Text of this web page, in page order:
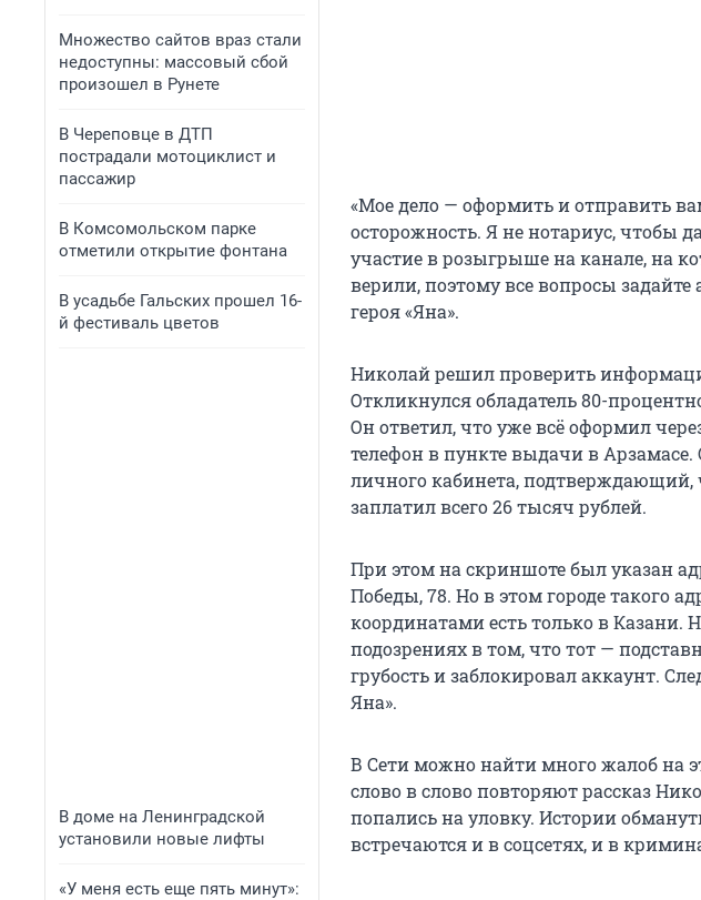
Множество сайтов враз стали
недоступны: массовый сбой
произошел в Рунете
В Череповце в ДТП
пострадали мотоциклист и
пассажир
В Комсомольском парке
отметили открытие фонтана
В усадьбе Гальских прошел 16-
й фестиваль цветов
В доме на Ленинградской
установили новые лифты
«У меня есть еще пять минут»:
«Мое дело — оформить и отправить
осторожность. Я не нотариус, чтобы
участие в розыгрыше на канале, на
верили, поэтому все вопросы
героя «Яна».
Николай решил проверить
Откликнулся обладатель 80-
Он ответил, что уже всё оформил
телефон в пункте выдачи в
личного кабинета, подтверждающий,
заплатил всего 26 тысяч рублей.
При этом на скриншоте был указан
Победы, 78. Но в этом городе такого
координатами есть только в Казани.
подозрениях в том, что тот —
грубость и заблокировал аккаунт.
Яна».
В Сети можно найти много жалоб на
слово в слово повторяют рассказ
попались на уловку. Истории
встречаются и в соцсетях, и в